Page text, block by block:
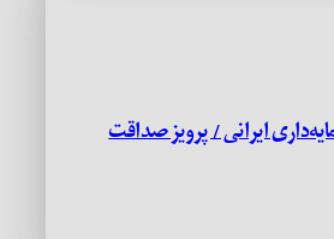
ایرانی / پرویز صداقت